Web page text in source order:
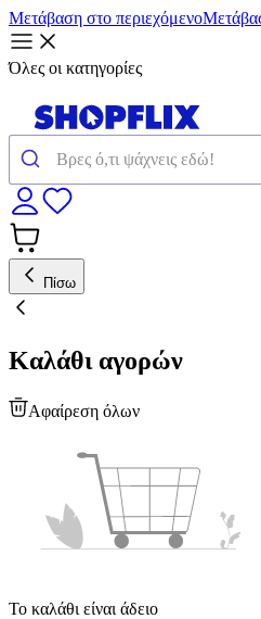
Μετάβαση στο περιεχόμενο
Όλες οι κατηγορίες
Πίσω
Καλάθι αγορών
Αφαίρεση όλων
Το καλάθι είναι άδειο